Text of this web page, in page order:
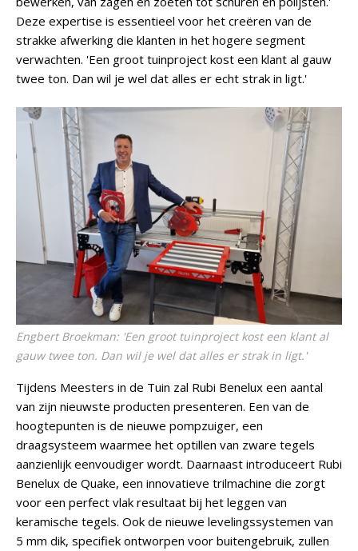
Deze expertise is essentieel voor het creëren van de
strakke afwerking die klanten in het hogere segment
verwachten. 'Een groot tuinproject kost een klant al gauw
twee ton. Dan wil je wel dat alles er echt strak in ligt.'
Engbert Broekman: 'Een groot tuinproject kost een klant al
gauw twee ton. Dan wil je wel dat alles er strak in ligt.'
Tijdens Meesters in de Tuin zal Rubi Benelux een aantal
van zijn nieuwste producten presenteren. Een van de
hoogtepunten is de nieuwe pompzuiger, een
draagsysteem waarmee het optillen van zware tegels
aanzienlijk eenvoudiger wordt. Daarnaast introduceert Rubi
Benelux de Quake, een innovatieve trilmachine die zorgt
voor een perfect vlak resultaat bij het leggen van
keramische tegels. Ook de nieuwe levelingssystemen van
5 mm dik, specifiek ontworpen voor buitengebruik, zullen